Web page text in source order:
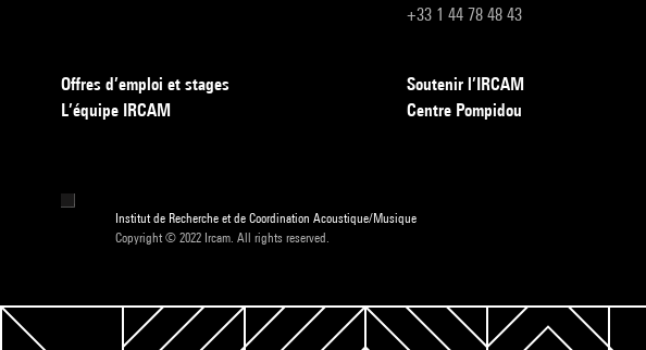
+33 1 44 78 48 43
Offres d’emploi et stages
L’équipe IRCAM
Soutenir l’IRCAM
Centre Pompidou
Institut de Recherche et de Coordination Acoustique/Musique
Copyright © 2022 Ircam. All rights reserved.